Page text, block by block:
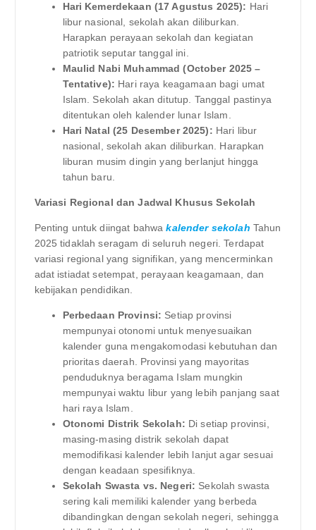
Hari Kemerdekaan (17 Agustus 2025): Hari
libur nasional, sekolah akan diliburkan.
Harapkan perayaan sekolah dan kegiatan
patriotik seputar tanggal ini.
Maulid Nabi Muhammad (October 2025 –
Tentative): Hari raya keagamaan bagi umat
Islam. Sekolah akan ditutup. Tanggal pastinya
ditentukan oleh kalender lunar Islam.
Hari Natal (25 Desember 2025): Hari libur
nasional, sekolah akan diliburkan. Harapkan
liburan musim dingin yang berlanjut hingga
tahun baru.
Variasi Regional dan Jadwal Khusus Sekolah
Penting untuk diingat bahwakalender sekolah Tahun
2025 tidaklah seragam di seluruh negeri. Terdapat
variasi regional yang signifikan, yang mencerminkan
adat istiadat setempat, perayaan keagamaan, dan
kebijakan pendidikan.
Perbedaan Provinsi: Setiap provinsi
mempunyai otonomi untuk menyesuaikan
kalender guna mengakomodasi kebutuhan dan
prioritas daerah. Provinsi yang mayoritas
penduduknya beragama Islam mungkin
mempunyai waktu libur yang lebih panjang saat
hari raya Islam.
Otonomi Distrik Sekolah: Di setiap provinsi,
masing-masing distrik sekolah dapat
memodifikasi kalender lebih lanjut agar sesuai
dengan keadaan spesifiknya.
Sekolah Swasta vs. Negeri: Sekolah swasta
sering kali memiliki kalender yang berbeda
dibandingkan dengan sekolah negeri, sehingga